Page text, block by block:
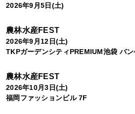
2026年9月5日(土)
農林水産FEST
2026年9月12日(土)
TKPガーデンシティPREMIUM池袋 バ
農林水産FEST
2026年10月3日(土)
福岡ファッションビル 7F